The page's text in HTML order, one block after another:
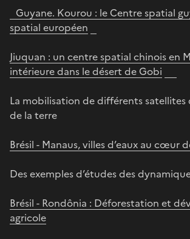
Guyane. Kourou : le Centre spatial
spatial européen
Jiuquan : un centre spatial chinois en
intérieure dans le désert de Gobi
La mobilisation de différents satellites
de la terre
Brésil - Manaus, villes d’eaux au cœur
Des exemples d’études des
Brésil - Rondônia : Déforestation et
agricole